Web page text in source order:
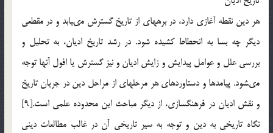
هر دين نقطه آغازى دارد، در برهه‏اى از تاريخ گسترش مى‏يابد و در مقطعى
ديگر چه بسا به انحطاط كشيده شود. در رشد تاريخ اديان، به تحليل و
بررسى علل و عوامل پيدايش و زايش اديان و نيز گسترش يا افول آن‏ها توجه
مى‏شود. پيامدها و دستاوردهاى هر مرحله‏اى از مراحل دين در جريان تاريخ
و نقش اديان در فرهنگ‏سازى، از ديگر مباحث اين محدوده علمى است.[9]
نگاه تاريخى به دين و توجه به سير تاريخى آن در غالب مطالعات دينى